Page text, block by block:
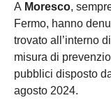
A Moresco,
Fermo, hanno
trovato all’interno
misura di
pubblici disposto
agosto 2024.